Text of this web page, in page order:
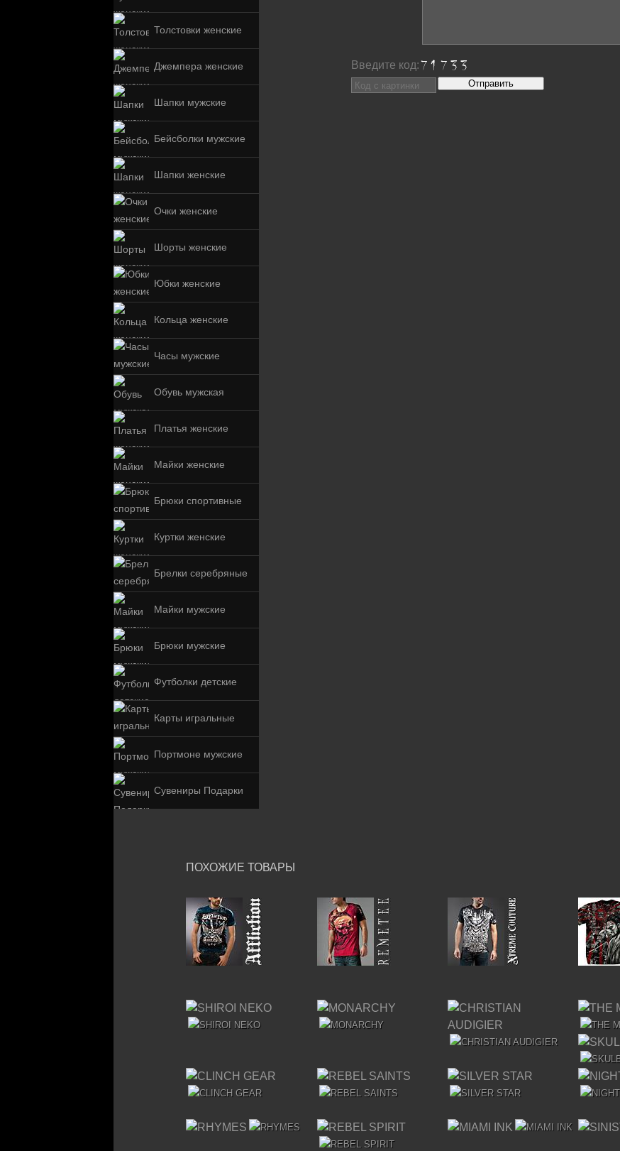
Толстовки женские
Джемпера женские
Шапки мужские
Бейсболки мужские
Шапки женские
Очки женские
Шорты женские
Юбки женские
Кольца женские
Часы мужские
Обувь мужская
Платья женские
Майки женские
Брюки спортивные
Куртки женские
Брелки серебряные
Майки мужские
Брюки мужские
Футболки детские
Карты игральные
Портмоне мужские
Сувениры Подарки
Введите код:
ПОХОЖИЕ ТОВАРЫ